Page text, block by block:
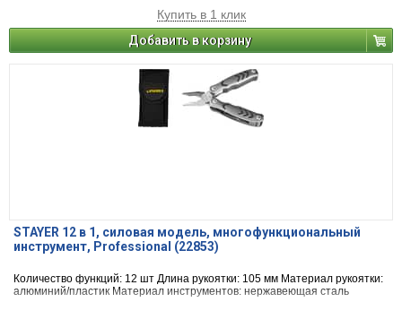
Купить в 1 клик
Добавить в корзину
STAYER 12 в 1, силовая модель, многофункциональный
инструмент, Professional (22853)
Количество функций: 12 шт Длина рукоятки: 105 мм Материал рукоятки:
алюминий/пластик Материал инструментов: нержавеющая сталь